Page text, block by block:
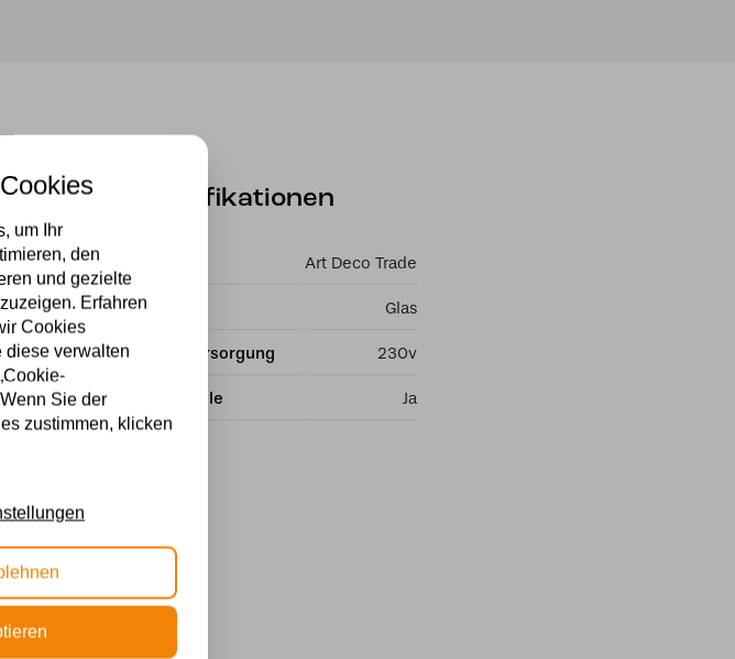
Spezifikationen
Art Deco Trade
Material Glas
Stromversorgung 230v
Lichtquelle Ja
um Ihr
den
und gezielte
Erfahren
Cookies
diese verwalten
Sie der
zustimmen, klicken